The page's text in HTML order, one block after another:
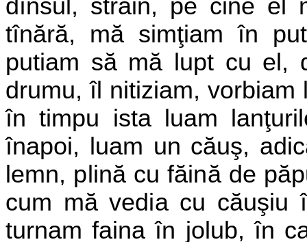
dînsul, străin, pe cine el
tînără, mă simţiam în
putiam să mă lupt cu el,
drumu, îl nitiziam,
în timpu ista luam
înapoi, luam un căuş,
lemn, plină cu făină de
cum mă vedia cu căuşiu
turnam faina în jolub, în